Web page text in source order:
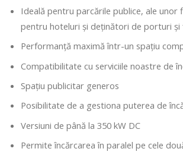
Ideală pentru parcările publice, ale unor
pentru hoteluri și deținători de porturi
Performanță maximă într-un spațiu
Compatibilitate cu serviciile noastre de
Spațiu publicitar generos
Posibilitate de a gestiona puterea de
Versiuni de până la 350 kW DC
Permite încărcarea în paralel pe cele